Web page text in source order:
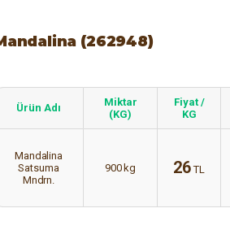
(262948)
Ürün Adı
Miktar
(KG)
Fiyat /
KG
Mandalina
Satsuma
Mndrn.
900kg 26TL